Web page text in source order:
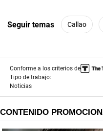
Seguir temas Callao
Conforme a los criterios de
Tipo de trabajo:
Noticias